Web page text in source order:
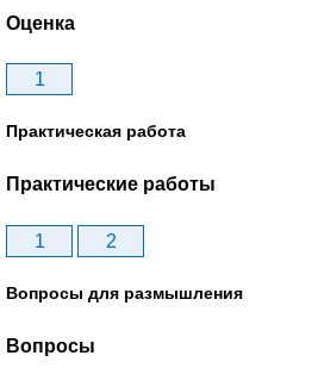
Оценка
1
Практическая работа
Практические работы
1 2
Вопросы для размышления
Вопросы